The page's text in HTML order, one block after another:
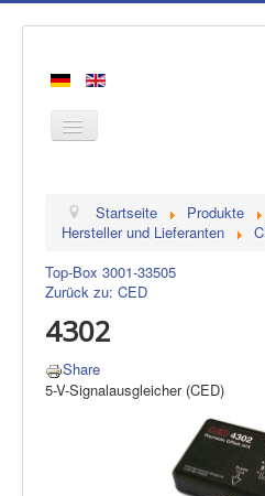
Produkte
Über uns
Kontakt
Startseite
Produkte
Hersteller und Lieferanten
Top-Box 3001-33505
Zurück zu: CED
4302
Share
5-V-Signalausgleicher (CED)